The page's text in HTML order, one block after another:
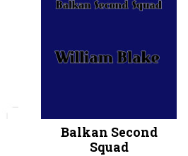
Balkan Second
Squad